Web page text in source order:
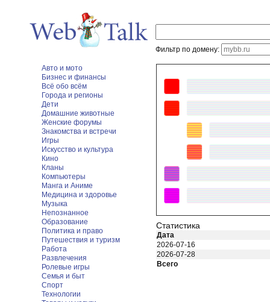
Фильтр по домену:
Авто и мото
Бизнес и финансы
Всё обо всём
Города и регионы
Дети
Домашние животные
Женские форумы
Знакомства и встречи
Игры
Искусство и культура
Кино
Кланы
Компьютеры
Манга и Аниме
Медицина и здоровье
Музыка
Непознанное
Образование
Политика и право
Путешествия и туризм
Работа
Развлечения
Ролевые игры
Семья и быт
Спорт
Технологии
Статистика
Дата
2026-07-16
2026-07-28
Всего